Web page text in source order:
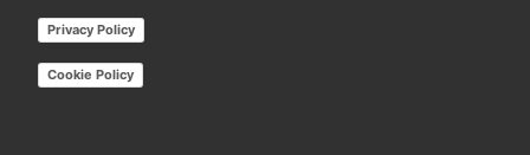
Privacy Policy
Cookie Policy